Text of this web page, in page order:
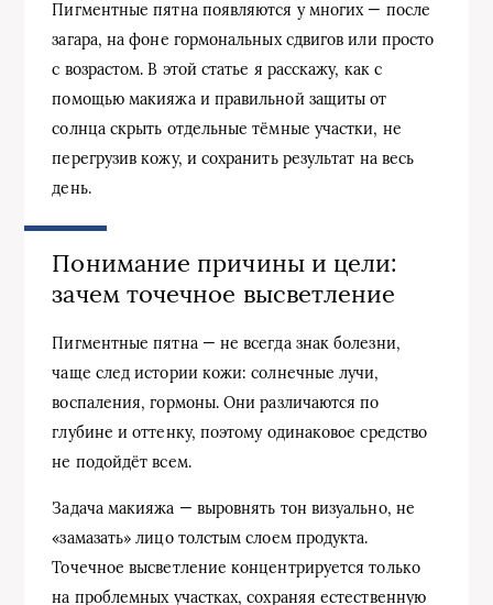
Пигментные пятна появляются у многих — после
загара, на фоне гормональных сдвигов или просто
с возрастом. В этой статье я расскажу, как с
помощью макияжа и правильной защиты от
солнца скрыть отдельные тёмные участки, не
перегрузив кожу, и сохранить результат на весь
день.
Понимание причины и цели:
зачем точечное высветление
Пигментные пятна — не всегда знак болезни,
чаще след истории кожи: солнечные лучи,
воспаления, гормоны. Они различаются по
глубине и оттенку, поэтому одинаковое средство
не подойдёт всем.
Задача макияжа — выровнять тон визуально, не
«замазать» лицо толстым слоем продукта.
Точечное высветление концентрируется только
на проблемных участках, сохраняя естественную